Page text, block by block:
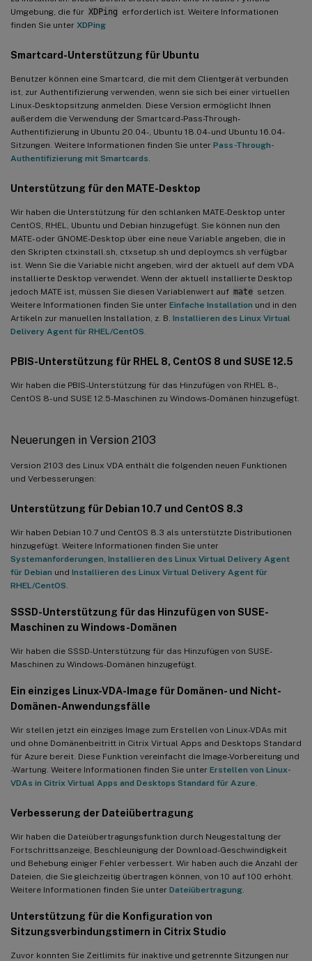
Umgebung, die für XDPing erforderlich ist. Weitere Informationen
finden Sie unter XDPing
Smartcard-Unterstützung für Ubuntu
Benutzer können eine Smartcard, die mit dem Clientgerät verbunden
ist, zur Authentifizierung verwenden, wenn sie sich bei einer virtuellen
Linux-Desktopsitzung anmelden. Diese Version ermöglicht Ihnen
außerdem die Verwendung der Smartcard-Pass-Through-
Authentifizierung in Ubuntu 20.04-, Ubuntu 18.04- und Ubuntu 16.04-
Sitzungen. Weitere Informationen finden Sie unter Pass-Through-
Authentifizierung mit Smartcards
Unterstützung für den MATE-Desktop
Wir haben die Unterstützung für den schlanken MATE-Desktop unter
CentOS, RHEL, Ubuntu und Debian hinzugefügt. Sie können nun den
MATE- oder GNOME-Desktop über eine neue Variable angeben, die in
den Skripten ctxinstall.sh, ctxsetup.sh und deploymcs.sh verfügbar
ist. Wenn Sie die Variable nicht angeben, wird der aktuell auf dem VDA
installierte Desktop verwendet. Wenn der aktuell installierte Desktop
jedoch MATE ist, müssen Sie diesen Variablenwert auf mate setzen.
Weitere Informationen finden Sie unter Einfache Installation und in den
Artikeln zur manuellen Installation, z. B. Installieren des Linux Virtual
Delivery Agent für RHEL/CentOS
PBIS-Unterstützung für RHEL 8, CentOS 8 und SUSE 12.5
Wir haben die PBIS-Unterstützung für das Hinzufügen von RHEL 8-,
CentOS 8- und SUSE 12.5-Maschinen zu Windows-Domänen hinzugefügt.
Neuerungen in Version 2103
Version 2103 des Linux VDA enthält die folgenden neuen Funktionen
und Verbesserungen:
Unterstützung für Debian 10.7 und CentOS 8.3
Wir haben Debian 10.7 und CentOS 8.3 als unterstützte Distributionen
hinzugefügt. Weitere Informationen finden Sie unter
Systemanforderungen Installieren des Linux Virtual Delivery Agent
für Debian und Installieren des Linux Virtual Delivery Agent für
RHEL/CentOS
SSSD-Unterstützung für das Hinzufügen von SUSE-
Maschinen zu Windows-Domänen
Wir haben die SSSD-Unterstützung für das Hinzufügen von SUSE-
Maschinen zu Windows-Domänen hinzugefügt.
Ein einziges Linux-VDA-Image für Domänen- und Nicht-
Domänen-Anwendungsfälle
Wir stellen jetzt ein einziges Image zum Erstellen von Linux-VDAs mit
und ohne Domänenbeitritt in Citrix Virtual Apps and Desktops Standard
für Azure bereit. Diese Funktion vereinfacht die Image-Vorbereitung und
-Wartung. Weitere Informationen finden Sie unter Erstellen von Linux-
VDAs in Citrix Virtual Apps and Desktops Standard für Azure
Verbesserung der Dateiübertragung
Wir haben die Dateiübertragungsfunktion durch Neugestaltung der
Fortschrittsanzeige, Beschleunigung der Download-Geschwindigkeit
und Behebung einiger Fehler verbessert. Wir haben auch die Anzahl der
Dateien, die Sie gleichzeitig übertragen können, von 10 auf 100 erhöht.
Weitere Informationen finden Sie unter Dateiübertragung
Unterstützung für die Konfiguration von
Sitzungsverbindungstimern in Citrix Studio
Zuvor konnten Sie Zeitlimits für inaktive und getrennte Sitzungen nur